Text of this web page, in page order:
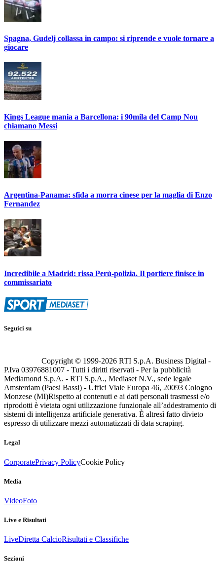
Spagna, Gudelj collassa in campo: si riprende e vuole tornare a
giocare
Kings League mania a Barcellona: i 90mila del Camp Nou
chiamano Messi
Argentina-Panama: sfida a morra cinese per la maglia di Enzo
Fernandez
Incredibile a Madrid: rissa Perù-polizia. Il portiere finisce in
commissariato
Seguici su
Copyright © 1999-2026 RTI S.p.A. Business Digital -
P.Iva 03976881007 - Tutti i diritti riservati - Per la pubblicità
Mediamond S.p.A. - RTI S.p.A., Mediaset N.V., sede legale
Amsterdam (Paesi Bassi) - Uffici Viale Europa 46, 20093 Cologno
Monzese (MI)Rispetto ai contenuti e ai dati personali trasmessi e/o
riprodotti è vietata ogni utilizzazione funzionale all’addestramento di
sistemi di intelligenza artificiale generativa. È altresì fatto divieto
espresso di utilizzare mezzi automatizzati di data scraping.
Legal
CorporatePrivacy PolicyCookie Policy
Media
VideoFoto
Live e Risultati
LiveDiretta CalcioRisultati e Classifiche
Sezioni